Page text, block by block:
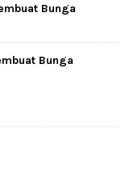
Bunga
Bunga